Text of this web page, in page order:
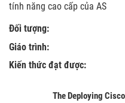
tính năng cao cấp của AS
Đối tượng:
Giáo trình:
Kiến thức đạt được:
The Deploying